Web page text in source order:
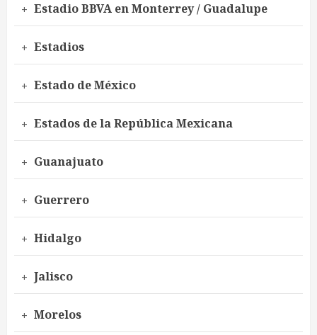
Estadio BBVA en Monterrey / Guadalupe
Estadios
Estado de México
Estados de la República Mexicana
Guanajuato
Guerrero
Hidalgo
Jalisco
Morelos